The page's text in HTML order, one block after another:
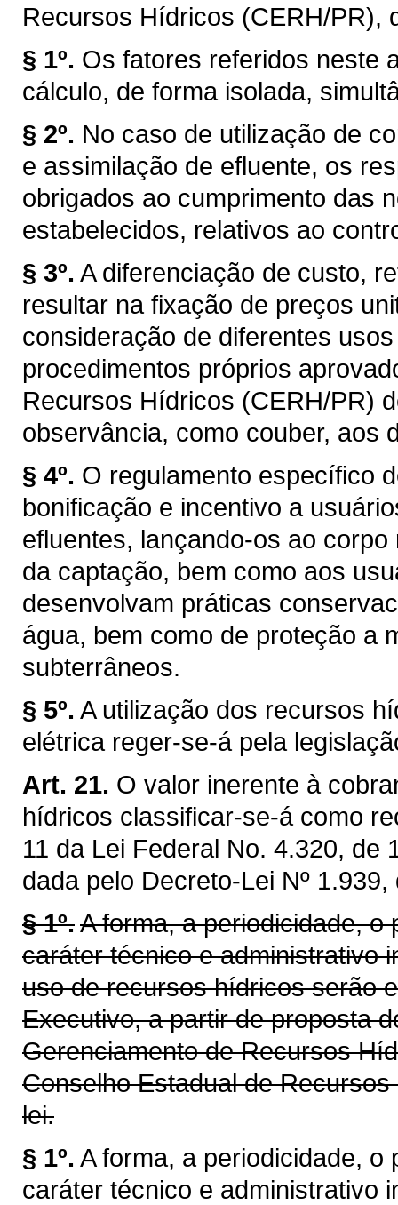
Recursos Hídricos (CERH/PR),
§ 1º. Os fatores referidos neste
cálculo, de forma isolada,
§ 2º. No caso de utilização de
e assimilação de efluente, os
obrigados ao cumprimento das
estabelecidos, relativos ao
§ 3º. A diferenciação de custo,
resultar na fixação de preços
consideração de diferentes
procedimentos próprios
Recursos Hídricos (CERH/PR)
observância, como couber, aos
§ 4º. O regulamento específico
bonificação e incentivo a
efluentes, lançando-os ao
da captação, bem como aos
desenvolvam práticas
água, bem como de proteção a
subterrâneos.
§ 5º. A utilização dos recursos
elétrica reger-se-á pela
Art. 21. O valor inerente à
hídricos classificar-se-á como
11 da Lei Federal No. 4.320, de
dada pelo Decreto-Lei Nº
§ 1º.A forma, a periodicidade,
caráter técnico e administrativo
uso de recursos hídricos serão
Executivo, a partir de proposta
Gerenciamento de Recursos
Conselho Estadual de
lei.
§ 1º. A forma, a periodicidade,
caráter técnico e administrativo